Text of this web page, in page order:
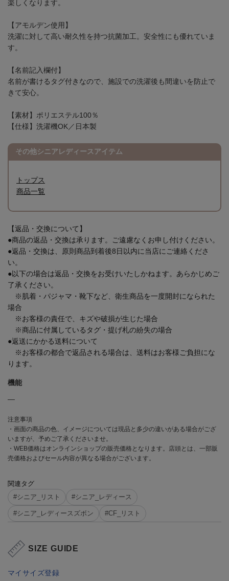
楽しくなります。
【アモルデン使用】
洗濯に対して高い耐久性を持つ抗菌加工。安全性にも優れていま
す。
【名前記入欄付】
名前が書けるタグ付きなので、施設での洗濯後も間違いを防止で
きて安心。
【素材】ポリエステル100％
【仕様】洗濯機OK／日本製
その他シニアレディースアイテム
トップス
商品一覧
【返品・交換について】
●商品の返品・交換は承ります。ご遠慮なくお申し付けください。
●返品・交換は、原則商品到着後8日以内に当店にご連絡くださ
い。
●以下の場合は返品・交換をお受けいたしかねます。あらかじめご
了承ください。
※肌着・パジャマ・靴下など、衛生商品を一度開封になられた
場合
※お客様の責任で、キズや破損が生じた場合
※商品に付属しているタグ・提げ札の紛失の場合
●返送にかかる送料について
※お客様の都合で返品される場合は、送料はお客様ご負担にな
ります。
機能
―
注意事項
・画面の商品の色、イメージについては現品と多少の違いがある場合がござ
いますが、予めご了承くださいませ。
・WEB価格はオンラインショップの販売価格となります。店頭とは、一部販
売価格およびセール内容が異なる場合がございます。
関連タグ
#シニア_リスト
#シニア_レディース
#シニア_レディースズボン #CF_リスト
SIZE GUIDE
マイサイズ登録